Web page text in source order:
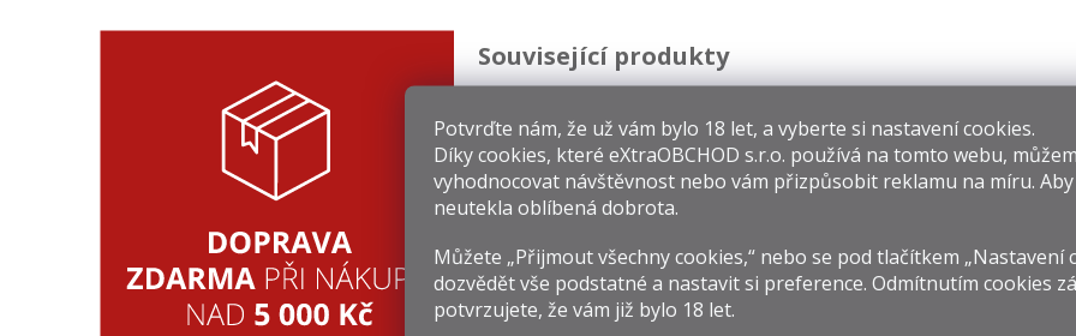
Potvrďte nám​​, že už vám bylo 18 let, a vyberte si nastavení cookies.
Díky cookies, které eXtraOBCHOD s.r.o. používá na tomto webu,
vyhodnocovat návštěvnost nebo vám přizpůsobit reklamu na míru. Aby
neutekla oblíbená dobrota.
Můžete „Přijmout všechny cookies,“ nebo se pod tlačítkem „Nastavení
dozvědět vše podstatné a nastavit si preference. Odmítnutím cookies
potvrzujete, že vám již bylo 18 let.
Související produkty
Dead Man´s
Fingers Coconut
0,7l 37,5%
449 Kč
Becherovka 0,7l
38%